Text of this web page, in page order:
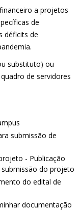
a projetos
de
déficits de
substituto) ou
de servidores
submissão de
- Publicação
do projeto
do edital de
documentação